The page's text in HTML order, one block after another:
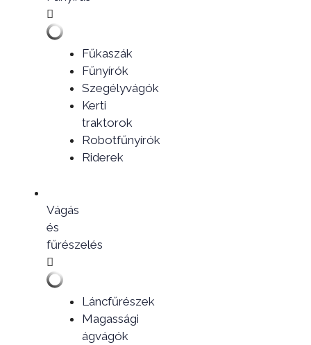
Fűkaszák
Fűnyírók
Szegélyvágók
Kerti
traktorok
Robotfűnyírók
Riderek
Vágás
és
fűrészelés
Láncfűrészek
Magassági
ágvágók